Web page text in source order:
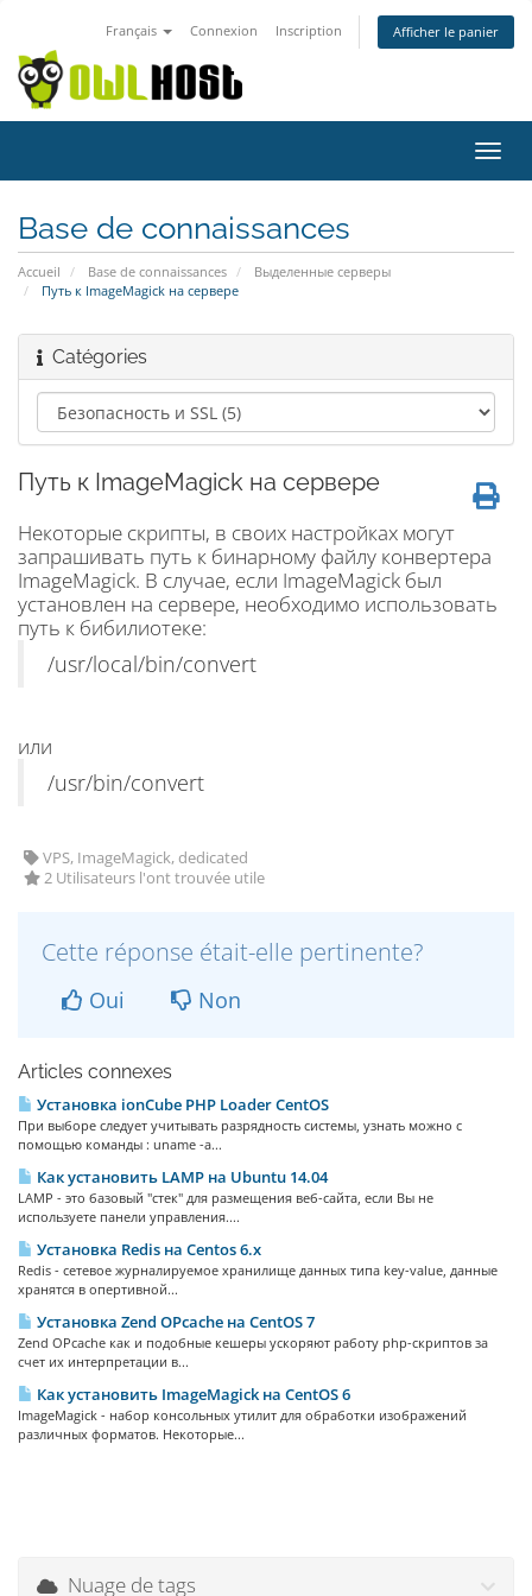
Français Connexion Inscription Afficher le panier
la
Base de connaissances
Accueil Base de connaissances
Выделенные серверы
Путь к ImageMagick на сервере
Catégories
Путь к ImageMagick на сервере
Некоторые скрипты, в своих настройках могут
запрашивать путь к бинарному файлу конвертера
ImageMagick. В случае, если ImageMagick был
установлен на сервере, необходимо использовать
путь к бибилиотеке:
/usr/local/bin/convert
или
/usr/bin/convert
VPS, ImageMagick, dedicated
2 Utilisateurs l'ont trouvée utile
Cette réponse était-elle pertinente?
Oui Non
Articles connexes
Установка ionCube PHP Loader CentOS
При выборе следует учитывать разрядность системы, узнать можно с
помощью команды : uname -a...
Как установить LAMP на Ubuntu 14.04
LAMP - это базовый "стек" для размещения веб-сайта, если Вы не
используете панели управления....
Установка Redis на Centos 6.x
Redis - сетевое журналируемое хранилище данных типа key-value, данные
хранятся в опертивной...
Установка Zend OPcache на CentOS 7
Zend OPcache как и подобные кешеры ускоряют работу php-скриптов за
счет их интерпретации в...
Как установить ImageMagick на CentOS 6
ImageMagick - набор консольных утилит для обработки изображений
различных форматов. Некоторые...
Nuage de tags